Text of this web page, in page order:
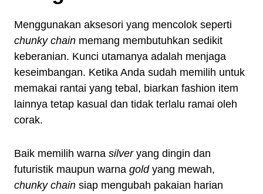
Menggunakan aksesori yang mencolok seperti
chunky chain memang membutuhkan sedikit
keberanian. Kunci utamanya adalah menjaga
keseimbangan. Ketika Anda sudah memilih untuk
memakai rantai yang tebal, biarkan fashion item
lainnya tetap kasual dan tidak terlalu ramai oleh
corak.
Baik memilih warna silveryang dingin dan
futuristik maupun warna goldyang mewah,
chunky chain siap mengubah pakaian harian